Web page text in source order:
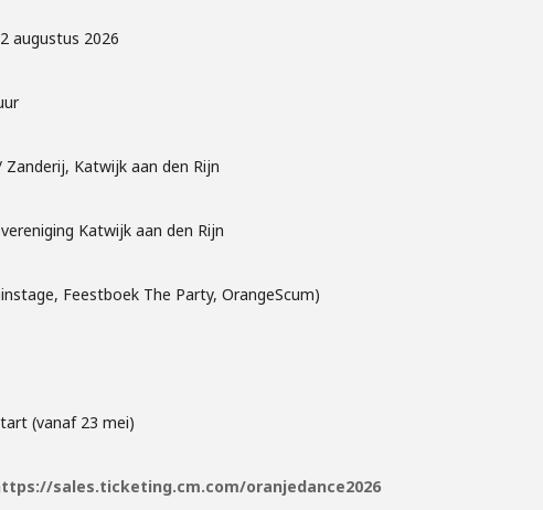
augustus 2026
Zanderij, Katwijk aan den Rijn
Katwijk aan den Rijn
Feestboek The Party, OrangeScum)
(vanaf 23 mei)
sales.ticketing.cm.com/oranjedance2026